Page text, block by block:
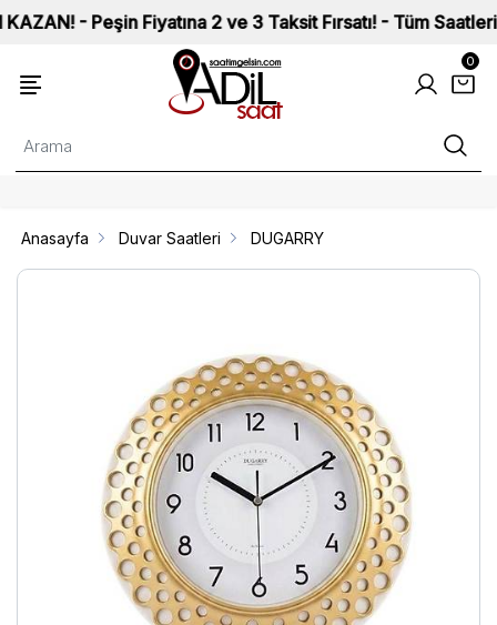
- Peşin Fiyatına 2 ve 3 Taksit Fırsatı! - Tüm
0
Anasayfa Duvar Saatleri DUGARRY